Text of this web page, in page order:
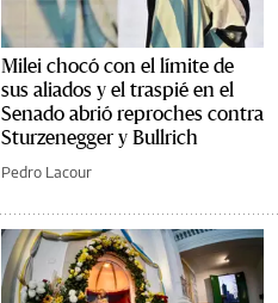
Milei chocó con el límite de
sus aliados y el traspié en el
Senado abrió reproches contra
Sturzenegger y Bullrich
Pedro Lacour